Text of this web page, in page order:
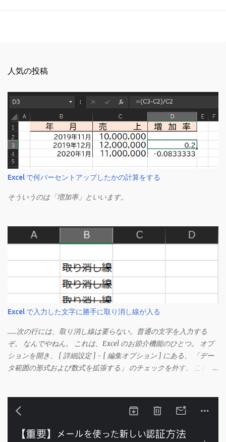
人気の投稿
Excel で何パーセントアップしたかの計算をする
そういうのは「増加率」といいます。
Excel で入力した文字に勝手に取り消し線が入る
……次の行には、取り消し線は要らない。普通の文字を入力する
ぞ。 なんでやねん。 これは、Excel のお節介機能のひとつ。 オプ
ションを開き、 [ 詳細設定 ] - [ 編集オプション ] にある、 「デー
タ範囲の形式および数式を拡張する」 のチェックを外す。 この機
うです。 このオプションを解除して、他のセル（取り消し線の書
式がないセル）をコピーしてから、もう一度入力してみます。 今
度は大丈夫です。 Mac の場合、画面上部にあるメニューの